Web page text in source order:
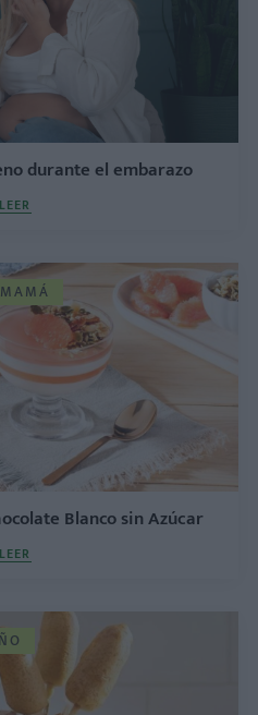
durante el embarazo
LEER
Blanco sin Azúcar
LEER